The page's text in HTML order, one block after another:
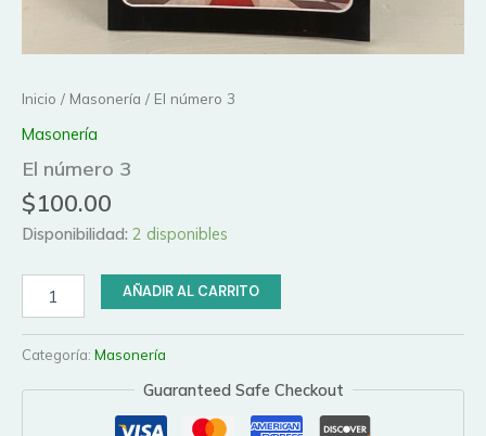
Inicio / Masonería / El número 3
Masonería
El número 3
$100.00
Disponibilidad: 2 disponibles
número
cantidad
AÑADIR AL CARRITO
Categoría: Masonería
Guaranteed Safe Checkout